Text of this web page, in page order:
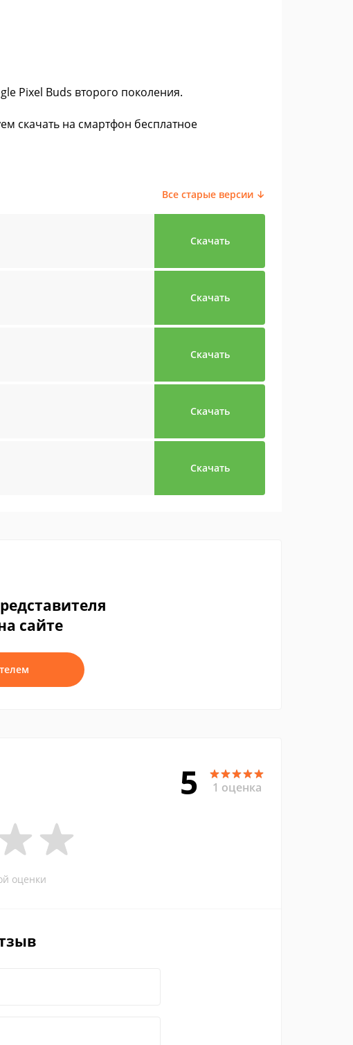
Pixel Buds второго поколения.
скачать на смартфон бесплатное
Все старые версии ↓
Скачать
Скачать
Скачать
Скачать
Скачать
сайте
5 1 оценка
оценки